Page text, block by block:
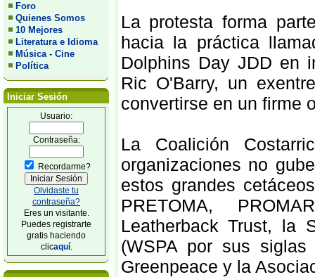
Foro
Quienes Somos
10 Mejores
Literatura e Idioma
Música - Cine
Política
Iniciar Sesión
Usuario:
Contraseña:
Recordarme?
Olvidaste tu
contraseña?
Eres un visitante.
Puedes registrarte
gratis haciendo
clicaquí.
La protesta forma
hacia la práctica
Dolphins Day JDD en
Ric O'Barry, un
convertirse en un firme
La Coalición
organizaciones no
estos grandes
PRETOMA,
Leatherback Trust, la
(WSPA por sus siglas
Greenpeace y la